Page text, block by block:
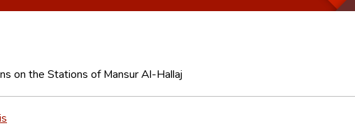
on the Stations of Mansur Al-Hallaj